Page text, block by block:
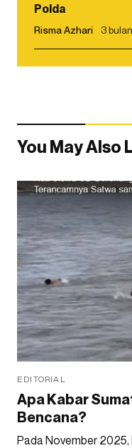
Polda
Risma Azhari 3
You May Also
EDITORIAL
Apa Kabar
Bencana?
Pada November